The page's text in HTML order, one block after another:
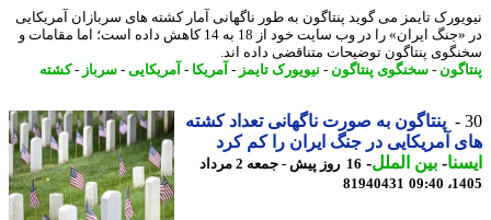
تایمز می گوید پنتاگون به طور ناگهانی آمار کشته های سربازان آمریکایی
در «جنگ ایران» را در وب سایت خود از 18 به 14 کاهش داده است؛ اما مقامات و
پنتاگون توضیحات متناقضی داده اند.
-سخنگوی پنتاگون-نیویورک تایمز-آمریکا- آمریکایی-سرباز- کشته
پنتاگون به صورت ناگهانی تعداد کشته
آمریکایی در جنگ ایران را کم کرد
-بین الملل-
16 روز پیش - جمعه 2 مرداد
81940431